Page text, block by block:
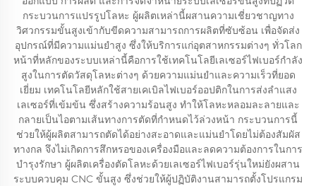
กระบวนการแปรรูปโลหะ ผู้ผลิตเหล่านี้ผสานความเชี่ยวชาญทาง
วิศวกรรมขั้นสูงเข้ากับขีดความสามารถการผลิตที่ซับซ้อน เพื่อจัดส่ง
อุปกรณ์ที่มีความแม่นยำสูง ซึ่งให้บริการแก่อุตสาหกรรมต่างๆ ทั่วโลก
หน้าที่หลักของระบบเหล่านี้คือการใช้เทคโนโลยีเลเซอร์ไฟเบอร์กำลัง
สูงในการตัดวัสดุโลหะต่างๆ ด้วยความแม่นยำและความเร็วที่ยอด
เยี่ยม เทคโนโลยีหลักใช้สายเคเบิลไฟเบอร์ออปติกในการส่งลำแสง
เลเซอร์ที่เข้มข้น ซึ่งสร้างความร้อนสูง ทำให้โลหะหลอมละลายและ
กลายเป็นไอตามเส้นทางการตัดที่กำหนดไว้ล่วงหน้า กระบวนการนี้
ช่วยให้ผู้ผลิตสามารถตัดได้อย่างสะอาดและแม่นยำโดยไม่ต้องสัมผัส
ทางกล จึงไม่เกิดการสึกหรอของเครื่องมือและลดความต้องการในการ
บำรุงรักษา ผู้ผลิตเครื่องตัดโลหะด้วยเลเซอร์ไฟเบอร์รุ่นใหม่ยังผสาน
ระบบควบคุม CNC ขั้นสูง ซึ่งช่วยให้ผู้ปฏิบัติงานสามารถตั้งโปรแกรม